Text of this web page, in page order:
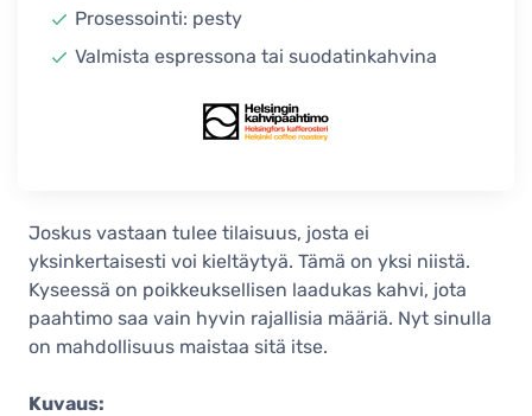
Prosessointi: pesty
Valmista espressona tai suodatinkahvina
Joskus vastaan tulee tilaisuus, josta ei
yksinkertaisesti voi kieltäytyä. Tämä on yksi niistä.
Kyseessä on poikkeuksellisen laadukas kahvi, jota
paahtimo saa vain hyvin rajallisia määriä. Nyt sinulla
on mahdollisuus maistaa sitä itse.
Kuvaus: